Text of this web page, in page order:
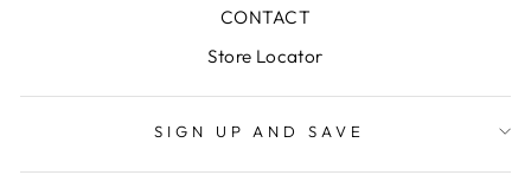
CONTACT
Store Locator
SIGN UP AND SAVE